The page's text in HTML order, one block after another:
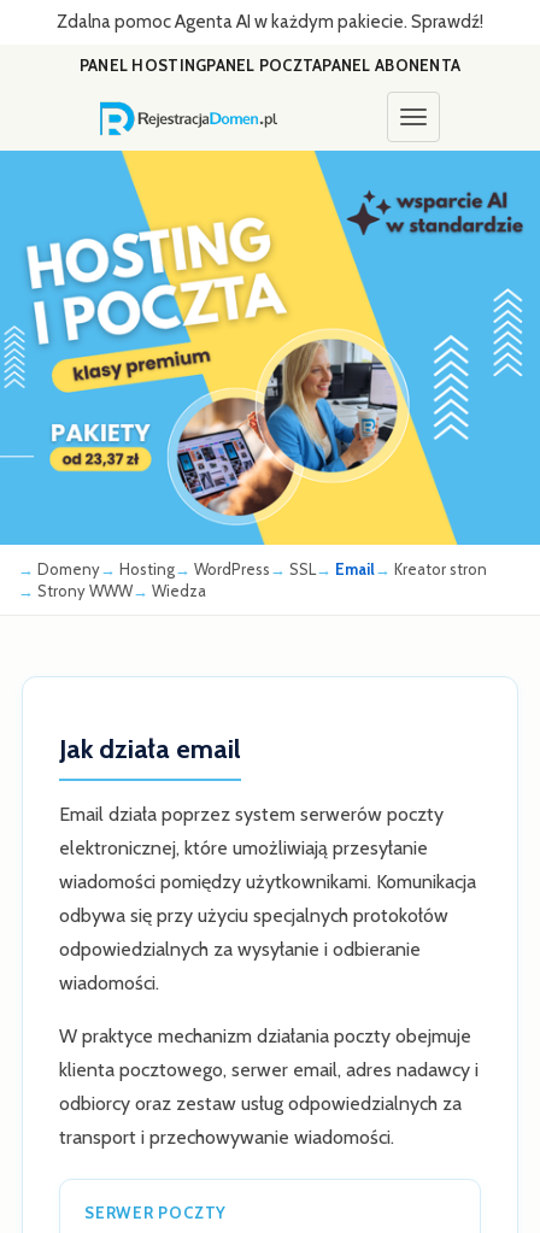
Zdalna pomoc Agenta AI w każdym pakiecie. Sprawdź!
PANEL HOSTINGPANEL POCZTAPANEL ABONENTA
Toggle
Domeny Hosting WordPress SSL Email
Kreator stron
Strony WWW
Wiedza
Jak działa email
Email działa poprzez system serwerów poczty
elektronicznej, które umożliwiają przesyłanie
wiadomości pomiędzy użytkownikami. Komunikacja
odbywa się przy użyciu specjalnych protokołów
odpowiedzialnych za wysyłanie i odbieranie
wiadomości.
W praktyce mechanizm działania poczty obejmuje
klienta pocztowego, serwer email, adres nadawcy i
odbiorcy oraz zestaw usług odpowiedzialnych za
transport i przechowywanie wiadomości.
SERWER POCZTY